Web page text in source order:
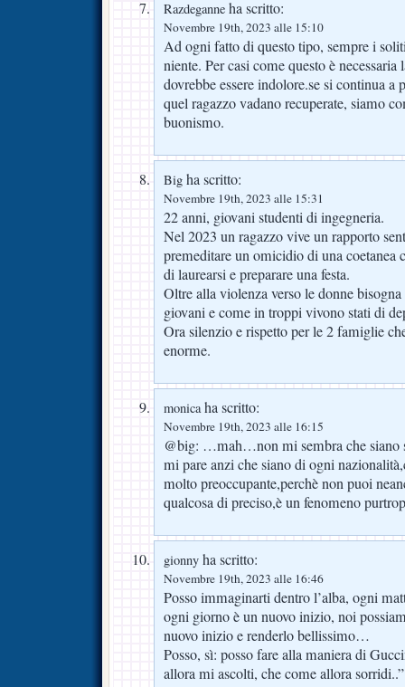
Razdeganne ha scritto:
Novembre 19th, 2023 alle 15:10
Ad ogni fatto di questo tipo, sempre i
niente. Per casi come questo è
dovrebbe essere indolore.se si continua a
quel ragazzo vadano recuperate, siamo
buonismo.
Big ha scritto:
Novembre 19th, 2023 alle 15:31
22 anni, giovani studenti di ingegneria.
Nel 2023 un ragazzo vive un rapporto
premeditare un omicidio di una coetanea
di laurearsi e preparare una festa.
Oltre alla violenza verso le donne
giovani e come in troppi vivono stati di
Ora silenzio e rispetto per le 2 famiglie
enorme.
monicaha scritto:
Novembre 19th, 2023 alle 16:15
@big: …mah…non mi sembra che siano
mi pare anzi che siano di ogni
molto preoccupante,perchè non puoi
qualcosa di preciso,è un fenomeno
gionny ha scritto:
Novembre 19th, 2023 alle 16:46
Posso immaginarti dentro l’alba, ogni
ogni giorno è un nuovo inizio, noi
nuovo inizio e renderlo bellissimo…
Posso, sì: posso fare alla maniera di
allora mi ascolti, che come allora sorridi..”